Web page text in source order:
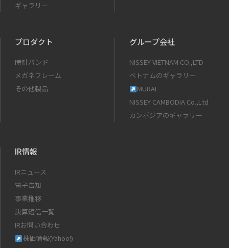
ギャラリー
プロダクト
時計バンド
メガネフレーム
その他製品
グループ会社
NISSEY VIETNAM CO.,LTD
ベトナムのギャラリー
MURAI
NISSEY CAMBODIA Co.,Ltd
カンボジアのギャラリー
IR情報
IRニュース
電子告知
事業推移
決算短信一覧
IRお問い合わせ
株価情報(Yahoo!)